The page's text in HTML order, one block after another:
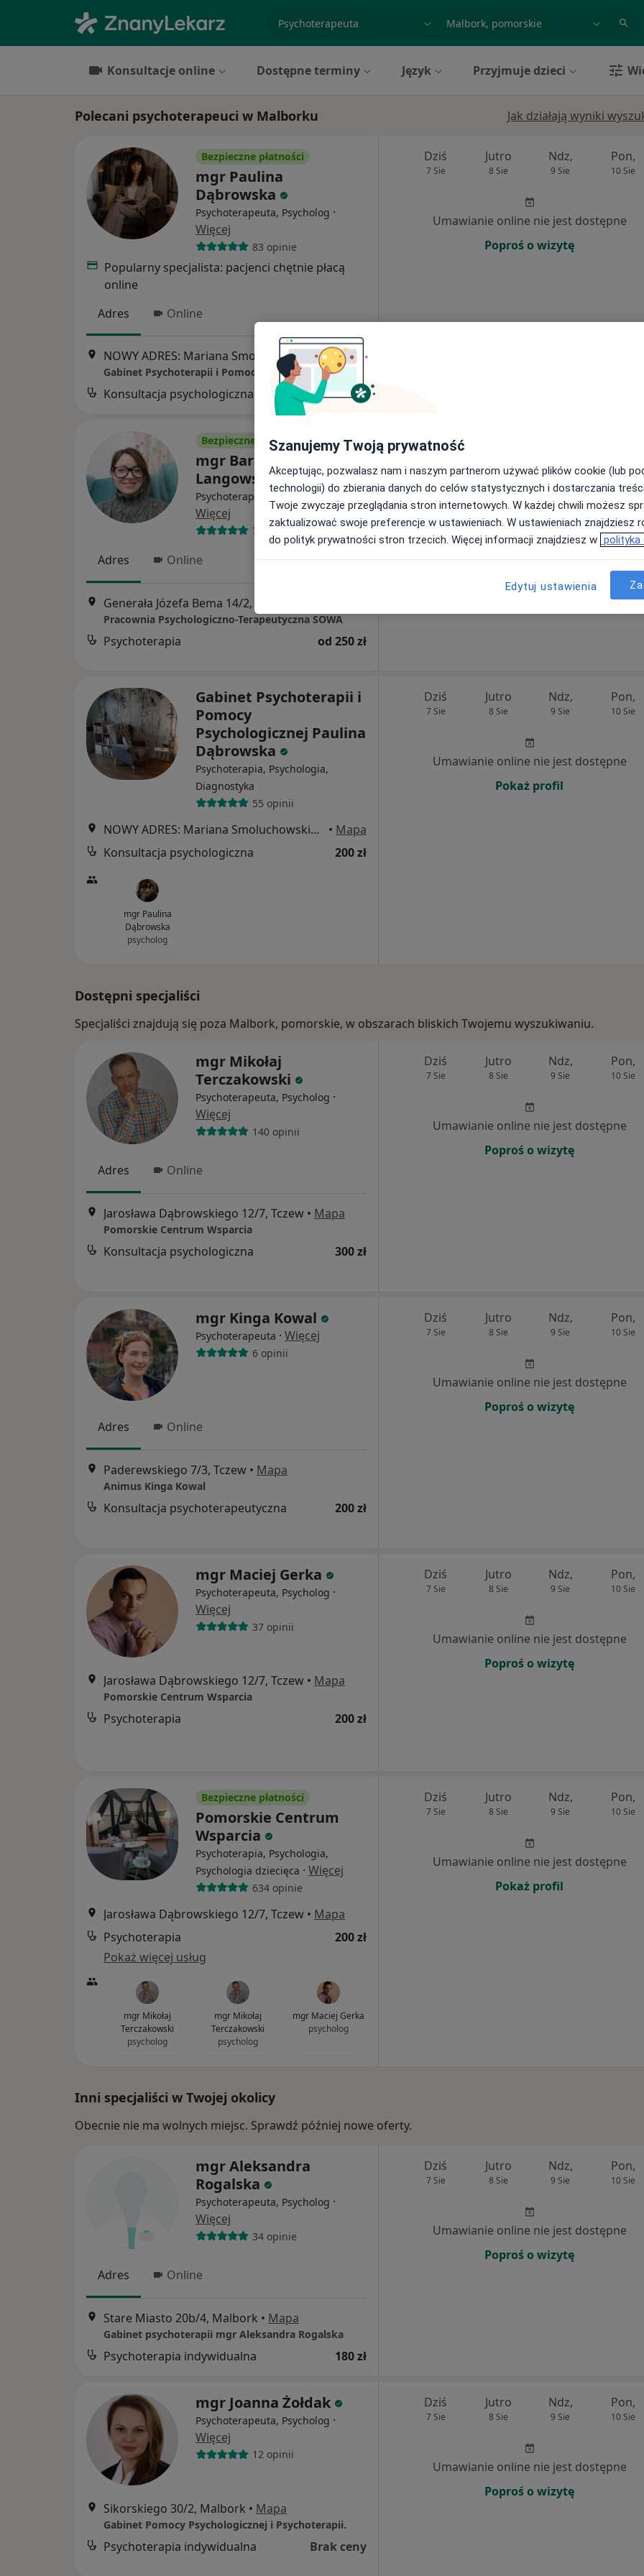
Konsultacje online Dostępne terminy Język Przyjmuje dzieci
Polecani psychoterapeuci w Malborku Jak działają wyniki
Bezpieczne płatności
mgr Paulina
Dąbrowska
Psychoterapeuta, Psycholog ·
Więcej
83 opinie
Popularny specjalista: pacjenci chętnie płacą
online
Adres
Online
NOWY ADRES: Mariana Smoluchowskiego 8B/13 Domofon nr 13 III PIĘTRO Osiedle Kolorowe, Malbork Mapa
Konsultacja psychologiczna 200 zł
Dziś
7 Sie
Jutro
8 Sie
Ndz,
9 Sie
Pon,
10 Sie
Umawianie online nie jest dostępne
Poproś o wizytę
Bezpieczne płatności
mgr Barbara
Langowska
Psychoterapeuta, Psycholog ·
Więcej
75 opinii
Adres Online
Generała Józefa Bema 14/2, Malbork
Pracownia Psychologiczno-Terapeutyczna SOWA
Psychoterapia od 250 zł
Dziś
7 Sie
Umawianie online nie jest dostępne
Poproś o wizytę
Gabinet Psychoterapii i
Pomocy
Psychologicznej Paulina
Dąbrowska
Psychoterapia, Psychologia,
Diagnostyka
55 opinii
NOWY ADRES: Mariana Smoluchowskiego 8B/13 Domofon nr 13 III PIĘTRO Osiedle Kolorowe, Malbork • Mapa
Konsultacja psychologiczna
200 zł
mgr Paulina
Dąbrowska
psycholog
Dziś
7 Sie
Jutro
8 Sie
Ndz,
9 Sie
Pon,
10 Sie
Umawianie online nie jest dostępne
Pokaż profil
Dostępni specjaliści
Specjaliści znajdują się poza Malbork, pomorskie, w obszarach bliskich Twojemu wyszukiwaniu.
mgr Mikołaj
Terczakowski
Psychoterapeuta, Psycholog ·
Więcej
140 opinii
Adres Online
Jarosława Dąbrowskiego 12/7, Tczew • Mapa
Pomorskie Centrum Wsparcia
Konsultacja psychologiczna 300 zł
Dziś
7 Sie
Jutro
8 Sie
Ndz,
9 Sie
Pon,
10 Sie
Umawianie online nie jest dostępne
Poproś o wizytę
mgr Kinga Kowal
Psychoterapeuta · Więcej
6 opinii
Adres Online
Paderewskiego 7/3, Tczew • Mapa
Animus Kinga Kowal
Konsultacja psychoterapeutyczna 200 zł
Dziś
7 Sie
Jutro
8 Sie
Ndz,
9 Sie
Pon,
10 Sie
Umawianie online nie jest dostępne
Poproś o wizytę
mgr Maciej Gerka
Psychoterapeuta, Psycholog ·
Więcej
37 opinii
Jarosława Dąbrowskiego 12/7, Tczew • Mapa
Pomorskie Centrum Wsparcia
Psychoterapia 200 zł
Dziś
7 Sie
Jutro
8 Sie
Ndz,
9 Sie
Pon,
10 Sie
Umawianie online nie jest dostępne
Poproś o wizytę
Bezpieczne płatności
Pomorskie Centrum
Wsparcia
Psychoterapia, Psychologia,
Psychologia dziecięca · Więcej
634 opinie
Jarosława Dąbrowskiego 12/7, Tczew • Mapa
Psychoterapia
200 zł
Pokaż więcej usług
mgr Mikołaj
Terczakowski
psycholog
mgr Mikołaj
Terczakowski
psycholog
mgr Maciej Gerka
psycholog
Dziś
7 Sie
Jutro
8 Sie
Ndz,
9 Sie
Pon,
10 Sie
Umawianie online nie jest dostępne
Pokaż profil
Inni specjaliści w Twojej okolicy
Obecnie nie ma wolnych miejsc. Sprawdź później nowe oferty.
mgr Aleksandra
Rogalska
Psychoterapeuta, Psycholog ·
Więcej
34 opinie
Adres Online
Stare Miasto 20b/4, Malbork • Mapa
Gabinet psychoterapii mgr Aleksandra Rogalska
Psychoterapia indywidualna 180 zł
Dziś
7 Sie
Jutro
8 Sie
Ndz,
9 Sie
Pon,
10 Sie
Umawianie online nie jest dostępne
Poproś o wizytę
mgr Joanna Żołdak
Psychoterapeuta, Psycholog ·
Więcej
12 opinii
Sikorskiego 30/2, Malbork • Mapa
Gabinet Pomocy Psychologicznej i Psychoterapii.
Psychoterapia indywidualna Brak ceny
Dziś
7 Sie
Jutro
8 Sie
Ndz,
9 Sie
Pon,
10 Sie
Umawianie online nie jest dostępne
Poproś o wizytę
Szanujemy Twoją prywatność
Akceptując, pozwalasz nam i naszym partnerom używać plików cookie (lub
technologii) do zbierania danych do celów statystycznych i dostarczania
Twoje zwyczaje przeglądania stron internetowych. W każdej chwili możesz
zaktualizować swoje preferencje w ustawieniach. W ustawieniach znajdziesz
do polityk prywatności stron trzecich. Więcej informacji znajdziesz w polityka
Edytuj ustawienia